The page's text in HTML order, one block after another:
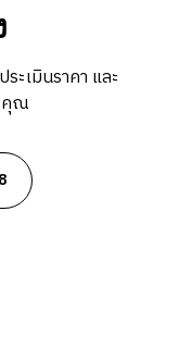
ะเมินราคา และ
คุณ